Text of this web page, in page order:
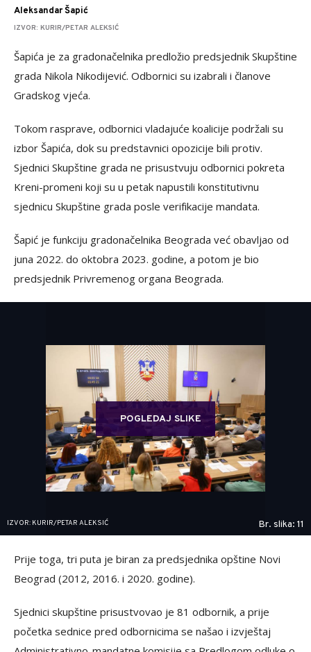
Aleksandar Šapić
IZVOR: KURIR/PETAR ALEKSIĆ
Šapića je za gradonačelnika predložio predsjednik Skupštine
grada Nikola Nikodijević. Odbornici su izabrali i članove
Gradskog vjeća.
Tokom rasprave, odbornici vladajuće koalicije podržali su
izbor Šapića, dok su predstavnici opozicije bili protiv.
Sjednici Skupštine grada ne prisustvuju odbornici pokreta
Kreni-promeni koji su u petak napustili konstitutivnu
sjednicu Skupštine grada posle verifikacije mandata.
Šapić je funkciju gradonačelnika Beograda već obavljao od
juna 2022. do oktobra 2023. godine, a potom je bio
predsjednik Privremenog organa Beograda.
POGLEDAJ SLIKE
IZVOR: KURIR/PETAR ALEKSIĆ Br. slika: 11
Prije toga, tri puta je biran za predsjednika opštine Novi
Beograd (2012, 2016. i 2020. godine).
Sjednici skupštine prisustvovao je 81 odbornik, a prije
početka sednice pred odbornicima se našao i izvještaj